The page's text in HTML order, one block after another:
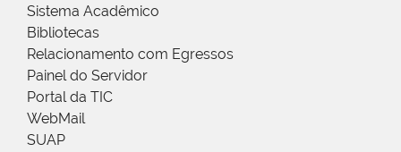
Sistema Acadêmico
Bibliotecas
Relacionamento com Egressos
Painel do Servidor
Portal da TIC
WebMail
SUAP